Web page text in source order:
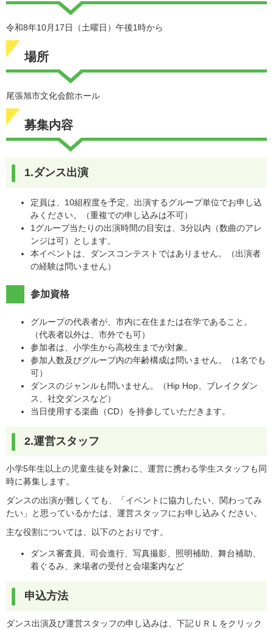
令和8年10月17日（土曜日）午後1時から
場所
尾張旭市文化会館ホール
募集内容
1.ダンス出演
定員は、10組程度を予定。出演するグループ単位でお申し込
みください。（重複での申し込みは不可）
1グループ当たりの出演時間の目安は、3分以内（数曲のアレ
ンジは可）とします。
本イベントは、ダンスコンテストではありません。（出演者
の経験は問いません）
参加資格
グループの代表者が、市内に在住または在学であること。
（代表者以外は、市外でも可）
参加者は、小学生から高校生までが対象。
参加人数及びグループ内の年齢構成は問いません。（1名でも
可）
ダンスのジャンルも問いません。（Hip Hop、ブレイクダン
ス、社交ダンスなど）
当日使用する楽曲（CD）を持参していただきます。
2.運営スタッフ
小学5年生以上の児童生徒を対象に、運営に携わる学生スタッフも同
時に募集します。
ダンスの出演が難しくても、「イベントに協力したい、関わってみ
たい」と思っているかたは、運営スタッフにお申し込みください。
主な役割については、以下のとおりです。
ダンス審査員、司会進行、写真撮影、照明補助、舞台補助、
着ぐるみ、来場者の受付と会場案内など
申込方法
ダンス出演及び運営スタッフの申し込みは、下記ＵＲＬをクリック